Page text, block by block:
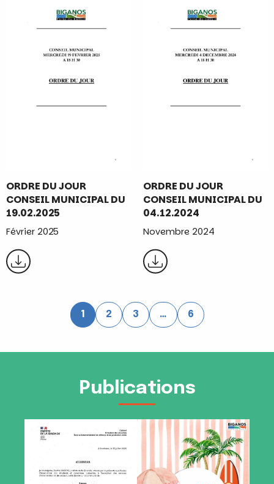
ORDRE DU JOUR
CONSEIL MUNICIPAL DU
19.02.2025
Février 2025
ORDRE DU JOUR
CONSEIL MUNICIPAL DU
04.12.2024
Novembre 2024
1 2 3 … 6
Publications